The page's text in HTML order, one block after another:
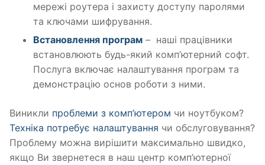
мережі роутера і захисту доступу паролями
та ключами шифрування.
Встановлення програм – наші працівники
встановлюють будь-який комп’ютерний софт.
Послуга включає налаштування програм та
демонстрацію основ роботи з ними.
Виникли проблеми з комп’ютером чи ноутбуком?
Техніка потребує налаштування чи обслуговування?
Проблему можна вирішити максимально швидко,
якщо Ви звернетеся в наш центр комп’ютерної